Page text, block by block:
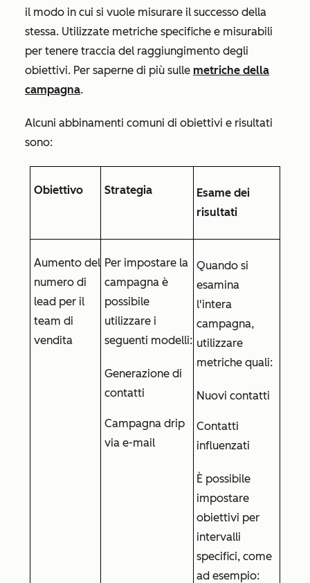
il modo in cui si vuole misurare il successo della
stessa. Utilizzate metriche specifiche e misurabili
per tenere traccia del raggiungimento degli
obiettivi. Per saperne di più sulle metriche della
campagna.
Alcuni abbinamenti comuni di obiettivi e risultati
sono:
Obiettivo Strategia
Esame dei
risultati
Aumento del
numero di
lead per il
team di
vendita
Per impostare la
campagna è
possibile
utilizzare i
seguenti modelli:
Generazione di
contatti
Campagna drip
via e-mail
Quando si
esamina
l'intera
campagna,
utilizzare
metriche quali:
Nuovi contatti
Contatti
influenzati
È possibile
impostare
obiettivi per
intervalli
specifici, come
ad esempio: